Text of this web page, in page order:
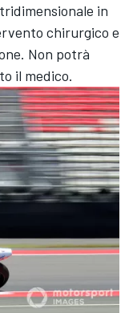
in
chirurgico e
Non potrà
il medico.